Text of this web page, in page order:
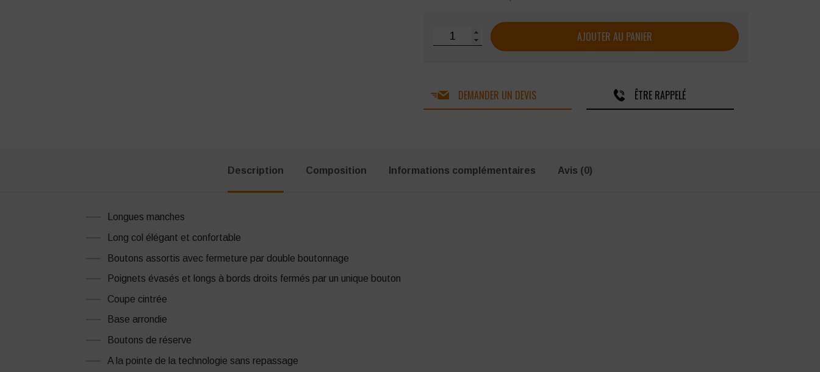
quantité de Chemise femme Russell sans repassage à manches longues
AJOUTER AU PANIER
DEMANDER UN DEVIS ÊTRE RAPPELÉ
Description Composition Informations complémentaires Avis (0)
Longues manches
Long col élégant et confortable
Boutons assortis avec fermeture par double boutonnage
Poignets évasés et longs à bords droits fermés par un unique bouton
Coupe cintrée
Base arrondie
Boutons de réserve
A la pointe de la technologie sans repassage